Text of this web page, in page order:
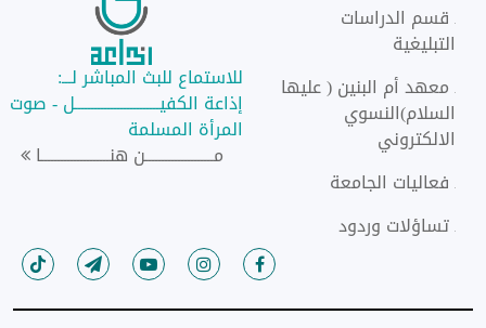
قسم الدراسات
التبليغية
معهد أم البنين ( عليها
السلام)النسوي
الالكتروني
فعاليات الجامعة
تساؤلات وردود
للاستماع للبث المباشر لـــ:
إذاعة الكفيــــــــــــــــــــــــــل - صوت
المرأة المسلمة
مـــــــــــــــــــــن هنـــــــــــــــــــــا